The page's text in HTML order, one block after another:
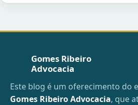
Gomes Ribeiro
Advocacia
Este blog é um oferecimento do
Gomes Ribeiro Advocacia, que